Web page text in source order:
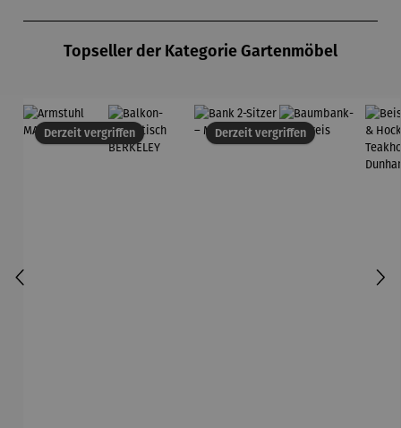
Topseller der Kategorie Gartenmöbel
Derzeit vergriffen Derzeit vergriffen